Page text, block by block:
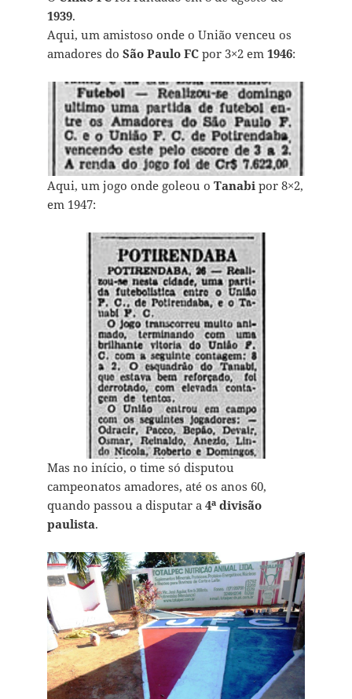
1939.
Aqui, um amistoso onde o União venceu os
amadores do São Paulo FCpor 3×2 em 1946:
Aqui, um jogo onde goleou o Tanabipor 8×2,
em 1947:
Mas no início, o time só disputou
campeonatos amadores, até os anos 60,
quando passou a disputar a 4ª divisão
paulista.